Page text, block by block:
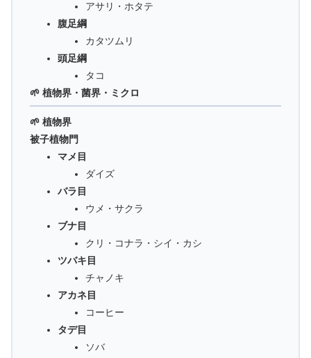
アサリ・ホタテ
腹足綱
カタツムリ
頭足綱
タコ
🌱 植物界・菌界・ミクロ
🌱 植物界
被子植物門
マメ目
ダイズ
バラ目
ウメ・サクラ
ブナ目
クリ・コナラ・シイ・カシ
ツバキ目
チャノキ
アカネ目
コーヒー
タデ目
ソバ